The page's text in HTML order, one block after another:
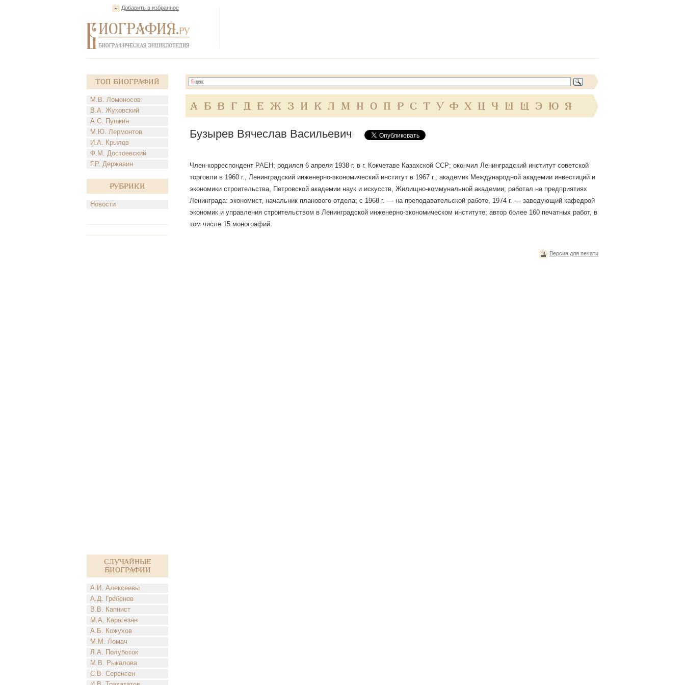
Добавить в избранное
Топ Биографий
М.В. Ломоносов
В.А. Жуковский
А.С. Пушкин
М.Ю. Лермонтов
И.А. Крылов
Ф.М. Достоевский
Г.Р. Державин
Рубрики
Новости
Случайные
биографии
А.И. Алексеевы
А.Д. Гребенев
В.В. Капнист
М.А. Карагезян
А.Б. Кожухов
М.М. Ломач
Л.А. Полуботок
М.В. Рыкалова
С.В. Серенсен
А Б В Г Д Е Ж З И К Л М Н О П Р С Т У Ф Х Ц Ч Ш Щ Э Ю Я
Бузырев Вячеслав Васильевич
Член-корреспондент РАЕН; родился 6 апреля 1938 г. в г. Кокчетаве Казахской ССР; окончил Ленинградский институт советской
торговли в 1960 г., Ленинградский инженерно-экономический институт в 1967 г., академик Международной академии инвестиций и
экономики строительства, Петровской академии наук и искусств, Жилищно-коммунальной академии; работал на предприятиях
Ленинграда: экономист, начальник планового отдела; с 1968 г. — на преподавательской работе, 1974 г. — заведующий кафедрой
экономик и управления строительством в Ленинградской инженерно-экономическом институте; автор более 160 печатных работ, в
том числе 15 монографий.
Версия для печати